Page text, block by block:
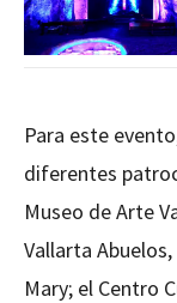
Para este
diferentes
Museo de Arte
Vallarta
Mary; el Centro